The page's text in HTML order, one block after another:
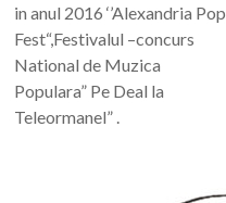
in anul 2016 ‘’Alexandria Pop
Fest“,Festivalul –concurs
National de Muzica
Populara” Pe Deal la
Teleormanel” .